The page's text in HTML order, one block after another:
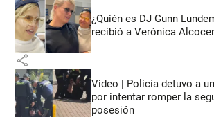
¿Quién es DJ Gunn
recibió a Verónica
share
Video | Policía detuvo a
por intentar romper la
posesión